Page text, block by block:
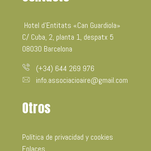
Hotel d’Entitats «Can Guardiola»
C/ Cuba, 2, planta 1, despatx 5
08030 Barcelona
(+34) 644 269 976
info.associacioaire@gmail.com
Otros
Política de privacidad y cookies
Enlaces